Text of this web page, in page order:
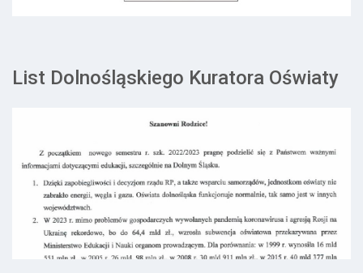
List Dolnośląskiego Kuratora Oświaty